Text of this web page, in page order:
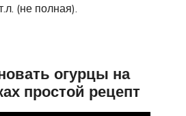
(не полная).
огурцы на
простой рецепт